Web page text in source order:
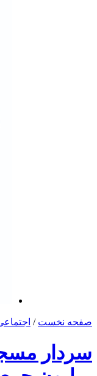
صفحه نخست /
سردار